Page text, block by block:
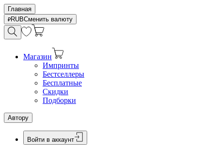
Главная
RUBСменить валюту
Магазин
Импринты
Бестселлеры
Бесплатные
Скидки
Подборки
Автору
Войти в аккаунт